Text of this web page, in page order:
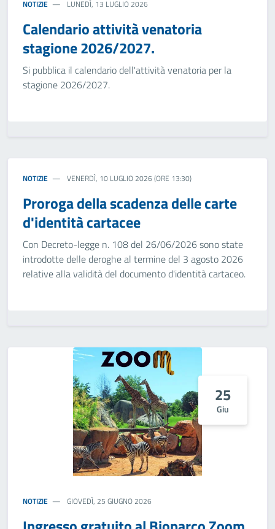
NOTIZIE LUNEDÌ, 13 LUGLIO 2026
Calendario attività venatoria
stagione 2026/2027.
Si pubblica il calendario dell'attività venatoria per la
stagione 2026/2027.
NOTIZIE VENERDÌ, 10 LUGLIO 2026 (ORE 13:30)
Proroga della scadenza delle carte
d'identità cartacee
Con Decreto-legge n. 108 del 26/06/2026 sono state
introdotte delle deroghe al termine del 3 agosto 2026
relative alla validità del documento d'identità cartaceo.
25
Giu
NOTIZIE GIOVEDÌ, 25 GIUGNO 2026